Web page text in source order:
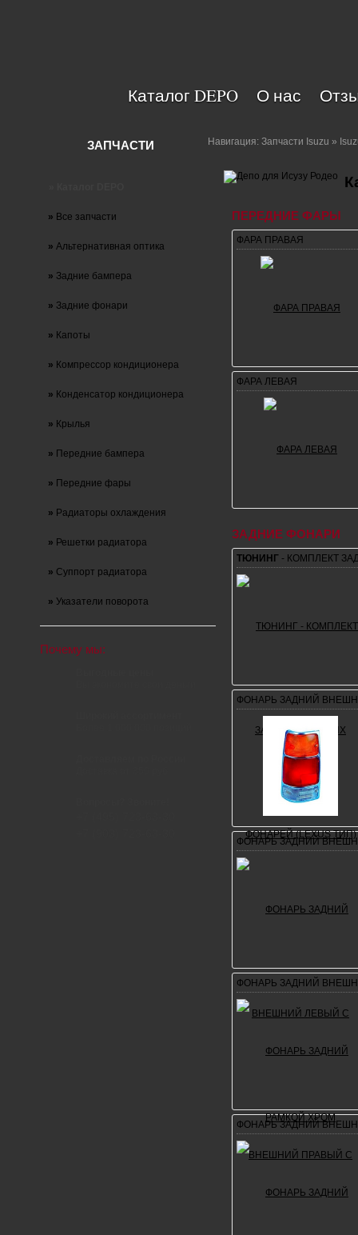
Навигация: Запчасти Isuzu »
ПЕРЕДНИЕ ФАРЫ
ФАРА ПРАВАЯ
ФАРА ЛЕВАЯ
ЗАДНИЕ ФОНАРИ
ТЮНИНГ - КОМПЛЕКТ
ФОНАРЬ ЗАДНИЙ
ФОНАРЬ ЗАДНИЙ
ФОНАРЬ ЗАДНИЙ
ФОНАРЬ ЗАДНИЙ
ЗАПЧАСТИ
» Все запчасти
» Альтернативная оптика
» Задние бампера
» Задние фонари
» Капоты
» Компрессор кондиционера
» Конденсатор кондиционера
» Крылья
» Передние бампера
» Передние фары
» Радиаторы охлаждения
» Решетки радиатора
» Суппорт радиатора
» Указатели поворота
Почему мы:
Каталог DEPO О нас